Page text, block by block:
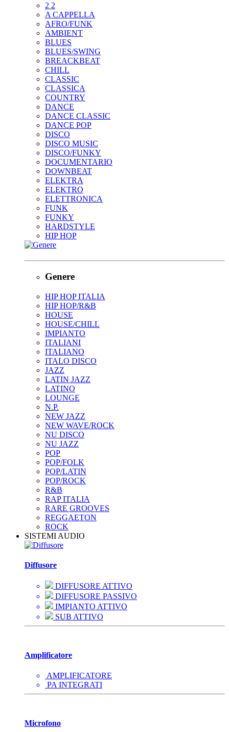
2 2
A CAPPELLA
AFRO/FUNK
AMBIENT
BLUES
BLUES/SWING
BREACKBEAT
CHILL
CLASSIC
CLASSICA
COUNTRY
DANCE
DANCE CLASSIC
DANCE POP
DISCO
DISCO MUSIC
DISCO/FUNKY
DOCUMENTARIO
DOWNBEAT
ELEKTRA
ELEKTRO
ELETTRONICA
FUNK
FUNKY
HARDSTYLE
HIP HOP
Genere
HIP HOP ITALIA
HIP HOP/R&B
HOUSE
HOUSE/CHILL
IMPIANTO
ITALIANI
ITALIANO
ITALO DISCO
JAZZ
LATIN JAZZ
LATINO
LOUNGE
N.P.
NEW JAZZ
NEW WAVE/ROCK
NU DISCO
NU JAZZ
POP
POP/FOLK
POP/LATIN
POP/ROCK
R&B
RAP ITALIA
RARE GROOVES
REGGAETON
ROCK
SISTEMI AUDIO
Diffusore
DIFFUSORE ATTIVO
DIFFUSORE PASSIVO
IMPIANTO ATTIVO
SUB ATTIVO
Amplificatore
AMPLIFICATORE
PA INTEGRATI
Microfono